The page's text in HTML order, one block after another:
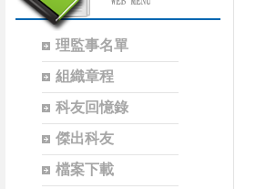
理監事名單
組織章程
科友回憶錄
傑出科友
檔案下載